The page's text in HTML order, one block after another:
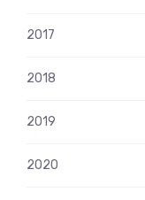
2017
2018
2019
2020